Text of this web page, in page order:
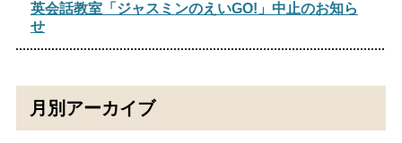
英会話教室「ジャスミンのえいGO!」中止のお知ら
せ
月別アーカイブ